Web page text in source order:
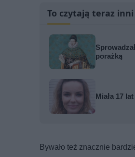
To czytają teraz inni
porażką
Miała 17
Bywało też znacznie